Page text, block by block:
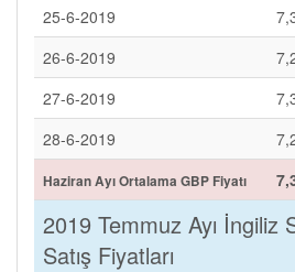
25-6-2019
26-6-2019
27-6-2019
28-6-2019
Haziran Ayı Ortalama GBP Fiyatı
2019 Temmuz Ayı İngiliz
Satış Fiyatları